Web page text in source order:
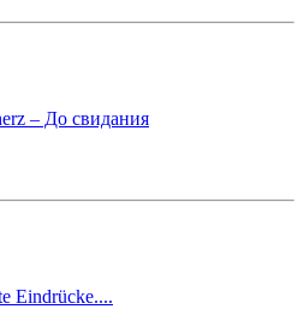
– До свидания
Eindrücke....